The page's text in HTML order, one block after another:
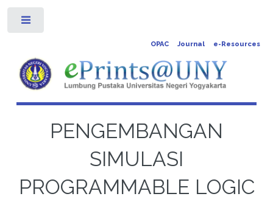
OPAC Journal e-Resources
PENGEMBANGAN
SIMULASI
PROGRAMMABLE LOGIC